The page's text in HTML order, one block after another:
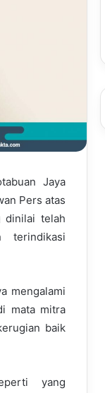
Jaya
Pers atas
dinilai telah
terindikasi
mengalami
mata mitra
baik
yang